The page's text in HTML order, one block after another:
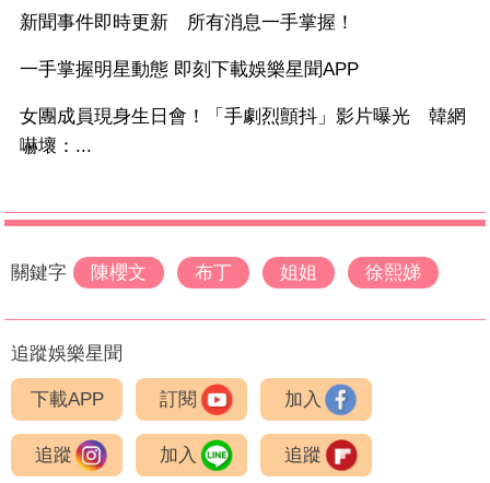
新聞事件即時更新 所有消息一手掌握！
一手掌握明星動態 即刻下載娛樂星聞APP
女團成員現身生日會！「手劇烈顫抖」影片曝光 韓網
嚇壞：...
關鍵字 陳櫻文 布丁 姐姐 徐熙娣
追蹤娛樂星聞
下載APP 訂閱 加入
追蹤 加入 追蹤